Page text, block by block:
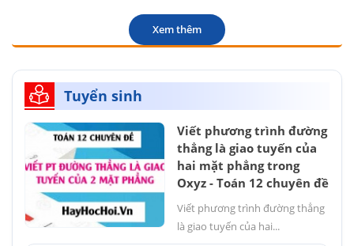
Xem thêm
Tuyển sinh
Viết phương trình đường
thẳng là giao tuyến của
hai mặt phẳng trong
Oxyz - Toán 12 chuyên đề
Viết phương trình đường thẳng
là giao tuyến của hai...